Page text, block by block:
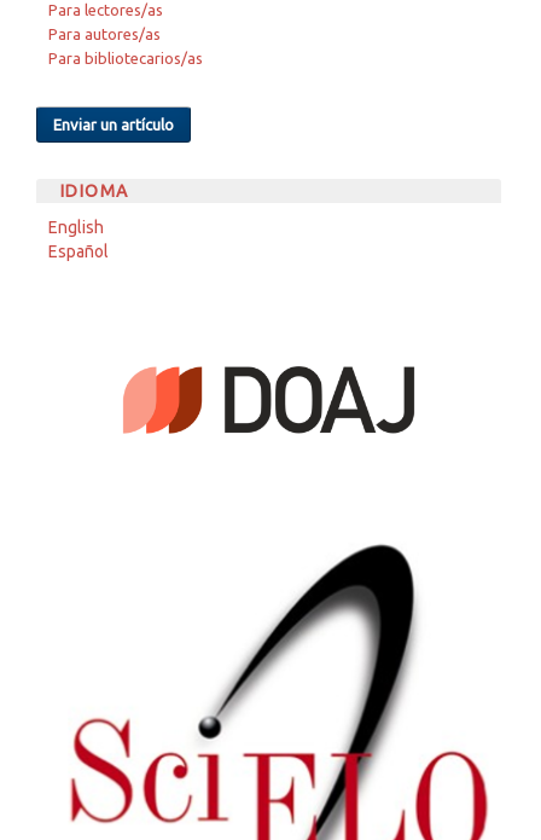
Para lectores/as
Para autores/as
Para bibliotecarios/as
Enviar un artículo
IDIOMA
English
Español